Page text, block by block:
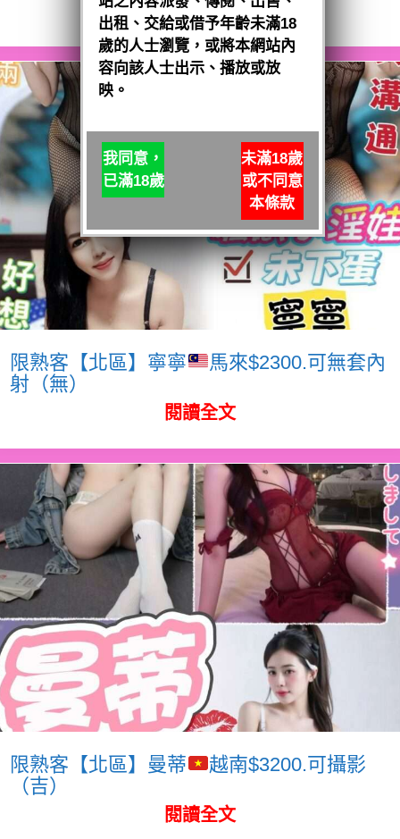
閱讀全文
限熟客【北區】寧寧
馬來$2300.可無套內
射（無）
閱讀全文
限熟客【北區】曼蒂
越南$3200.可攝影
（吉）
閱讀全文
出租、交給或借予年齡未滿18
歲的人士瀏覽，或將本網站內
容向該人士出示、播放或放
映。
我同意，
已滿18歲
未滿18歲
或不同意
本條款